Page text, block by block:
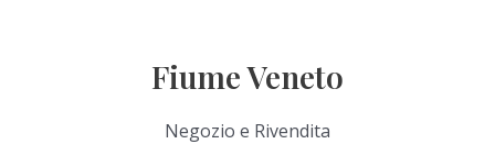
Fiume Veneto
Negozio e Rivendita